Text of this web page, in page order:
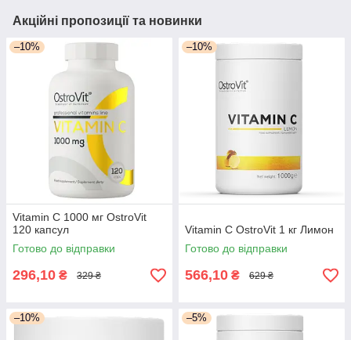
Акційні пропозиції та новинки
–10%
Vitamin C 1000 мг OstroVit
120 капсул
Готово до відправки
296,10 ₴ 329 ₴
–10%
Vitamin C OstroVit 1 кг Лимон
Готово до відправки
566,10 ₴ 629 ₴
–10% –5%